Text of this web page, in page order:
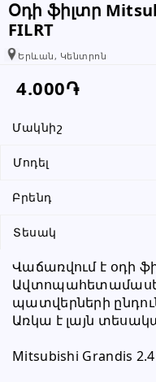
Օդի ֆիլտր
FILRT
Երևան, Կենտրոն
4.000֏
Մակնիշ
Մոդել
Բրենդ
Տեսակ
Վաճառվում է օդի
պատվերների
Առկա է լայն
Mitsubishi Grandis 2.4